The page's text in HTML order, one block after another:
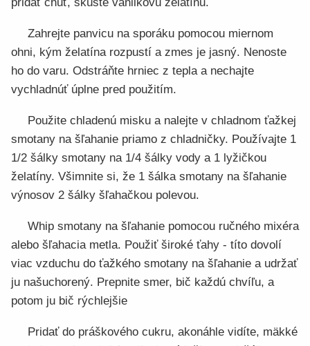
Zahrejte panvicu na sporáku pomocou miernom
ohni, kým želatína rozpustí a zmes je jasný. Nenoste
ho do varu. Odstráňte hrniec z tepla a nechajte
vychladnúť úplne pred použitím.
Použite chladenú misku a nalejte v chladnom ťažkej
smotany na šľahanie priamo z chladničky. Používajte 1
1/2 šálky smotany na 1/4 šálky vody a 1 lyžičkou
želatíny. Všimnite si, že 1 šálka smotany na šľahanie
výnosov 2 šálky šľahačkou polevou.
Whip smotany na šľahanie pomocou ručného mixéra
alebo šľahacia metla. Použiť široké ťahy - títo dovolí
viac vzduchu do ťažkého smotany na šľahanie a udržať
ju našuchorený. Prepnite smer, bič každú chvíľu, a
potom ju bič rýchlejšie
Pridať do práškového cukru, akonáhle vidíte, mäkké